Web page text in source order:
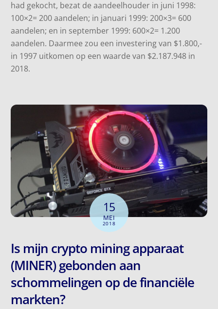
had gekocht, bezat de aandeelhouder in juni 1998:
100×2= 200 aandelen; in januari 1999: 200×3= 600
aandelen; en in september 1999: 600×2= 1.200
aandelen. Daarmee zou een investering van $1.800,-
in 1997 uitkomen op een waarde van $2.187.948 in
2018.
15
MEI
2018
Is mijn crypto mining apparaat
(MINER) gebonden aan
schommelingen op de financiële
markten?